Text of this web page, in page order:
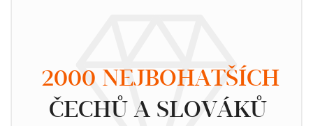
2000 NEJBOHATŠÍCH
ČECHŮ A SLOVÁKŮ